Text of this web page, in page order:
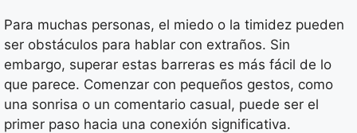
Para muchas personas, el miedo o la timidez pueden
ser obstáculos para hablar con extraños. Sin
embargo, superar estas barreras es más fácil de lo
que parece. Comenzar con pequeños gestos, como
una sonrisa o un comentario casual, puede ser el
primer paso hacia una conexión significativa.